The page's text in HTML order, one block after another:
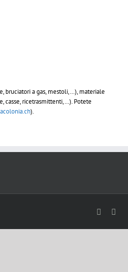
bruciatori a gas, mestoli,…), materiale
casse, ricetrasmittenti,…). Potete
).
Facebook